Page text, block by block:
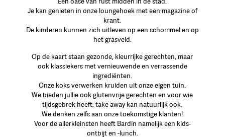
Je kan genieten in onze loungehoek met een magazine of
krant.
De kinderen kunnen zich uitleven op een schommel en op
het grasveld.
Op de kaart staan gezonde, kleurrijke gerechten, maar
ook klassiekers met vernieuwende en verrassende
ingrediënten.
Onze koks verwerken kruiden uit onze eigen tuin.
We bieden jullie ook glutenvrije gerechten en voor wie
tijdsgebrek heeft: take away kan natuurlijk ook.
We denken zelfs aan onze toekomstige klanten!
Voor de allerkleinsten heeft Bardin namelijk een kids-
ontbijt en -lunch.